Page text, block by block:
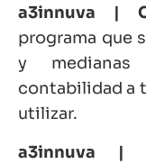
a3innuva |
programa que
y medianas
contabilidad a
utilizar.
a3innuva |